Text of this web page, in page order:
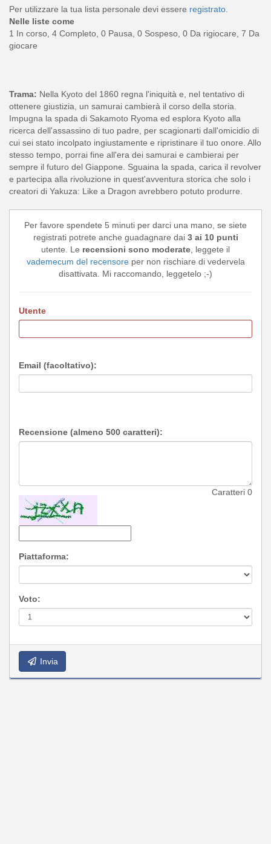
Per utilizzare la tua lista personale devi essere registrato.
Nelle liste come
1 In corso, 4 Completo, 0 Pausa, 0 Sospeso, 0 Da rigiocare, 7 Da
giocare
Trama: Nella Kyoto del 1860 regna l'iniquità e, nel tentativo di
ottenere giustizia, un samurai cambierà il corso della storia.
Impugna la spada di Sakamoto Ryoma ed esplora Kyoto alla
ricerca dell'assassino di tuo padre, per scagionarti dall'omicidio di
cui sei stato incolpato ingiustamente e ripristinare il tuo onore. Allo
stesso tempo, porrai fine all'era dei samurai e cambierai per
sempre il futuro del Giappone. Sguaina la spada, carica il revolver
e partecipa alla rivoluzione in quest'avventura storica che solo i
creatori di Yakuza: Like a Dragon avrebbero potuto produrre.
Per favore spendete 5 minuti per darci una mano, se siete
registrati potrete anche guadagnare dai 3 ai 10 punti
utente. Le recensioni sono moderate, leggete il
vademecum del recensoreper non rischiare di vedervela
disattivata. Mi raccomando, leggetelo ;-)
Utente
Email (facoltativo):
Recensione (almeno 500 caratteri):
Caratteri 0
Piattaforma:
Voto:
Invia